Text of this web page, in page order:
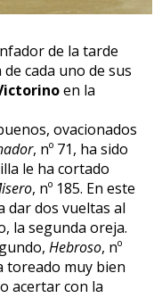
de la tarde
cada uno de sus
en la
ovacionados
, nº 71, ha sido
le ha cortado
, nº 185. En este
dos vueltas al
la segunda oreja.
Hebroso, nº
toreado muy bien
acertar con la